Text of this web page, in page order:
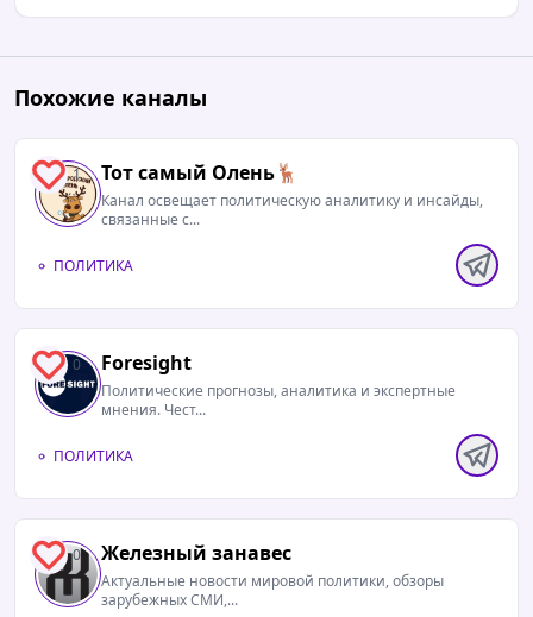
Похожие каналы
1 Тот самый Олень🦌
Канал освещает политическую аналитику и инсайды,
связанные с...
ПОЛИТИКА
0 Foresight
Политические прогнозы, аналитика и экспертные
мнения. Чест...
ПОЛИТИКА
0 Железный занавес
Актуальные новости мировой политики, обзоры
зарубежных СМИ,...